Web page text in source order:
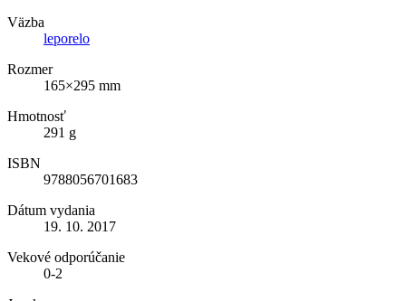
Väzba
leporelo
Rozmer
165×295 mm
Hmotnosť
291 g
ISBN
9788056701683
Dátum vydania
19. 10. 2017
Vekové odporúčanie
0-2